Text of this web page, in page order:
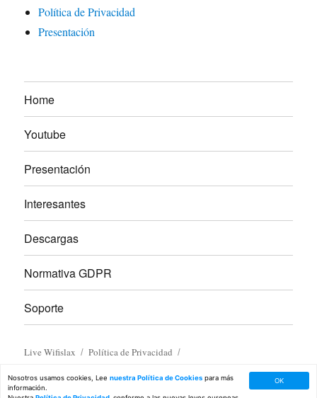
Política de Privacidad
Presentación
Home
Youtube
Presentación
Interesantes
Descargas
Normativa GDPR
Soporte
Live Wifislax Política de Privacidad
OK
Nosotros usamos cookies, Lee nuestra Política de Cookies para más
información.